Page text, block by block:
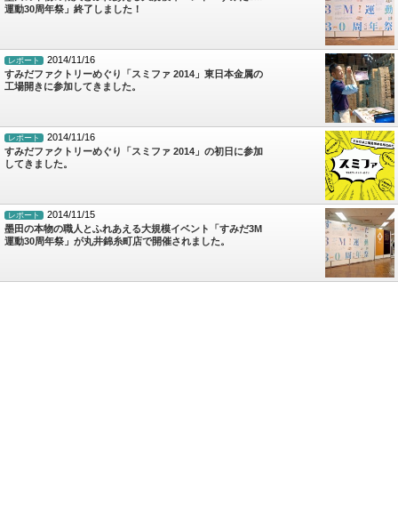
運動30周年祭」終了しました！
レポート
2014/11/16
すみだファクトリーめぐり「スミファ 2014」東日本金属の
工場開きに参加してきました。
レポート
2014/11/16
すみだファクトリーめぐり「スミファ 2014」の初日に参加
してきました。
レポート
2014/11/15
墨田の本物の職人とふれあえる大規模イベント「すみだ3M
運動30周年祭」が丸井錦糸町店で開催されました。